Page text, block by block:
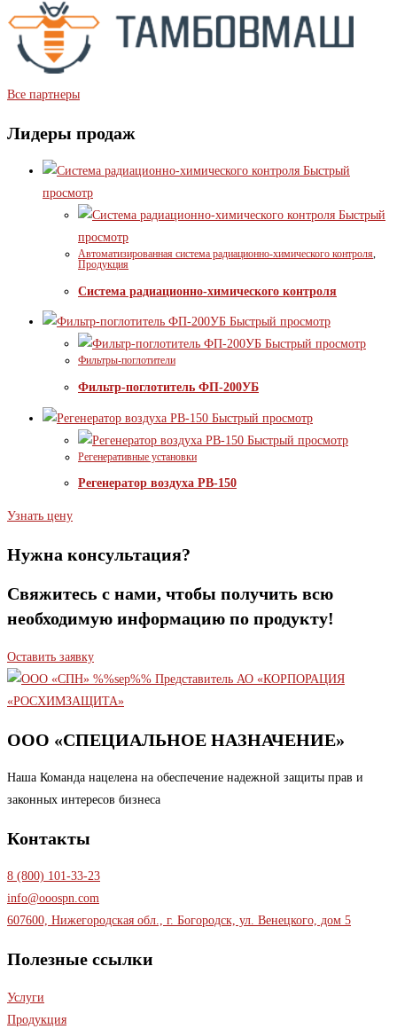
Все партнеры
Лидеры продаж
Быстрый
просмотр
Быстрый
просмотр
Автоматизированная система радиационно-химического контроля,
Продукция
Система радиационно-химического контроля
Быстрый просмотр
Быстрый просмотр
Фильтры-поглотители
Фильтр-поглотитель ФП-200УБ
Быстрый просмотр
Быстрый просмотр
Регенеративные установки
Регенератор воздуха РВ-150
Узнать цену
Нужна консультация?
Свяжитесь с нами, чтобы получить всю
необходимую информацию по продукту!
Оставить заявку
ООО «СПЕЦИАЛЬНОЕ НАЗНАЧЕНИЕ»
Наша Команда нацелена на обеспечение надежной защиты прав и
законных интересов бизнеса
Контакты
8 (800) 101-33-23
info@ooospn.com
607600, Нижегородская обл., г. Богородск, ул. Венецкого, дом 5
Полезные ссылки
Услуги
Продукция